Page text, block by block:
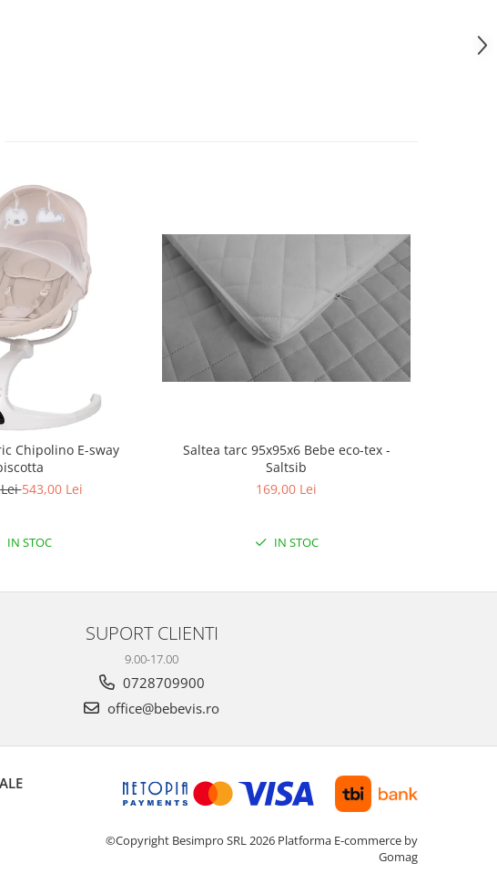
Chipolino E-sway
543,00 Lei
IN STOC
Saltea tarc 95x95x6 Bebe eco-tex -
Saltsib
169,00 Lei
IN STOC
SUPORT CLIENTI
9.00-17.00
0728709900
office@bebevis.ro
©Copyright Besimpro SRL 2026 Platforma E-commerce by
Gomag